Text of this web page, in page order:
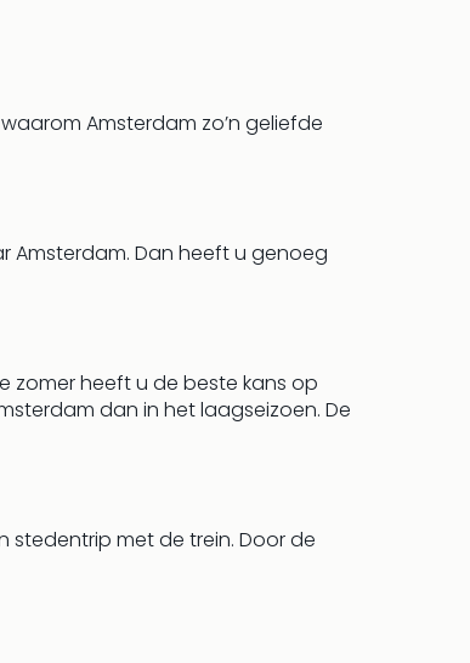
Amsterdam zo’n geliefde
Amsterdam. Dan heeft u genoeg
zomer heeft u de beste kans op
dan in het laagseizoen. De
stedentrip met de trein. Door de